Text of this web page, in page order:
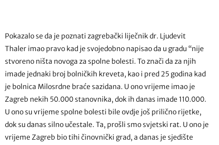
Pokazalo se da je poznati zagrebački liječnik dr. Ljudevit
Thaler imao pravo kad je svojedobno napisao da u gradu “nije
stvoreno ništa novoga za spolne bolesti. To znači da za njih
imade jednaki broj bolničkih kreveta, kao i pred 25 godina kad
je bolnica Milosrdne braće sazidana. U ono vrijeme imao je
Zagreb nekih 50.000 stanovnika, dok ih danas imade 110.000.
U ono su vrijeme spolne bolesti bile ovdje još prilično rijetke,
dok su danas silno učestale. Ta, prošli smo svjetski rat. U ono je
vrijeme Zagreb bio tihi činovnički grad, a danas je sjedište